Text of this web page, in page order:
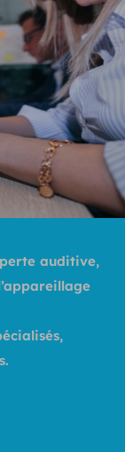
auditive,